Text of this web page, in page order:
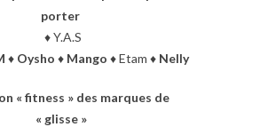
porter
♦ Y.A.S
♦ Oysho ♦ Mango ♦ Etam ♦ Nelly
« fitness » des marques de
« glisse »